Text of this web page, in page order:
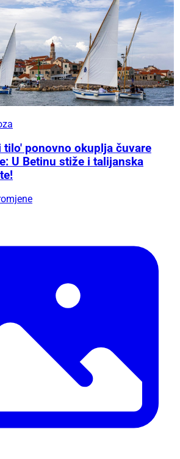
tilo' ponovno okuplja čuvare
U Betinu stiže i talijanska